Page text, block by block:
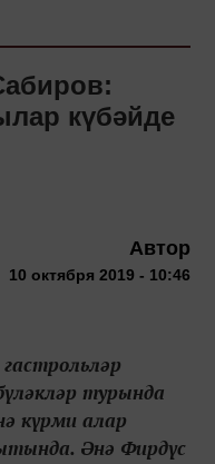
күбәйде
Автор
10 октября 2019 - 10:46
турында
күрми алар
Әнә Фирдүс